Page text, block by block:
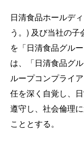
日清食品ホールデ
う。) 及び当社の子
を「日清食品グル
は、「日清食品グ
ループコンプライ
任を深く自覚し、
遵守し、社会倫理
こととする。